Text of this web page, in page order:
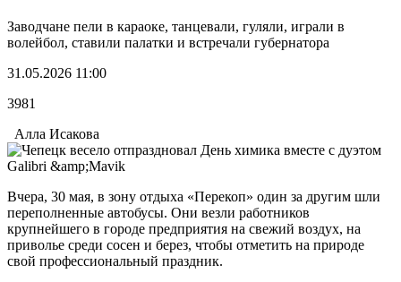
Заводчане пели в караоке, танцевали, гуляли, играли в
волейбол, ставили палатки и встречали губернатора
31.05.2026 11:00
3981
Алла Исакова
Вчера, 30 мая, в зону отдыха «Перекоп» один за другим шли
переполненные автобусы. Они везли работников
крупнейшего в городе предприятия на свежий воздух, на
приволье среди сосен и берез, чтобы отметить на природе
свой профессиональный праздник.